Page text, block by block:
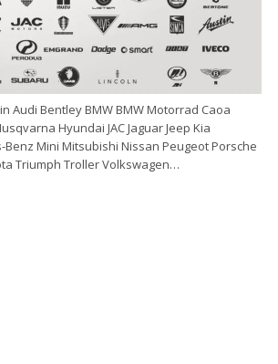
Audi Bentley BMW BMW Motorrad Caoa
Hyundai JAC Jaguar Jeep Kia
Mini Mitsubishi Nissan Peugeot Porsche
Triumph Troller Volkswagen…